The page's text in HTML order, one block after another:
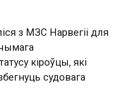
з МЗС Нарвегіі для
кіроўцы, які
судовага